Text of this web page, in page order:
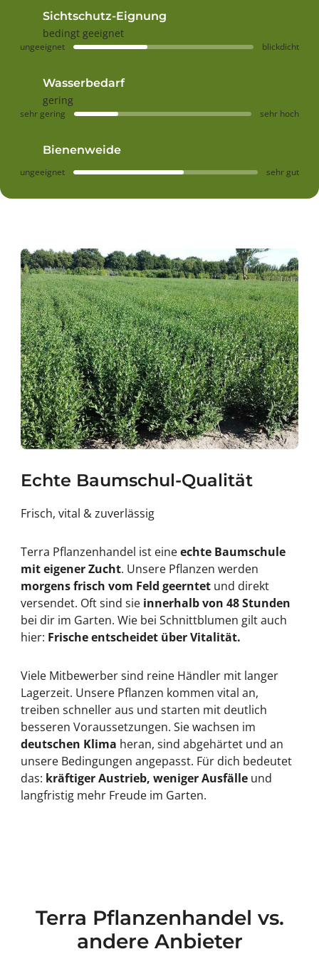
Sichtschutz-Eignung
bedingt geeignet
ungeeignet blickdicht
Wasserbedarf
gering
sehr gering sehr hoch
Bienenweide
ungeeignet sehr gut
Echte Baumschul-Qualität
Frisch, vital & zuverlässig
Terra Pflanzenhandel ist eineechte Baumschule
mit eigener Zucht. Unsere Pflanzen werden
morgens frisch vom Feld geerntetund direkt
versendet. Oft sind sie innerhalb von 48 Stunden
bei dir im Garten. Wie bei Schnittblumen gilt auch
hier: Frische entscheidet über Vitalität.
Viele Mitbewerber sind reine Händler mit langer
Lagerzeit. Unsere Pflanzen kommen vital an,
treiben schneller aus und starten mit deutlich
besseren Voraussetzungen. Sie wachsen im
deutschen Klima heran, sind abgehärtet und an
unsere Bedingungen angepasst. Für dich bedeutet
das: kräftiger Austrieb, weniger Ausfälle und
langfristig mehr Freude im Garten.
Terra Pflanzenhandel vs.
andere Anbieter